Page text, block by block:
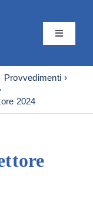
Toggle
Provvedimenti
2024